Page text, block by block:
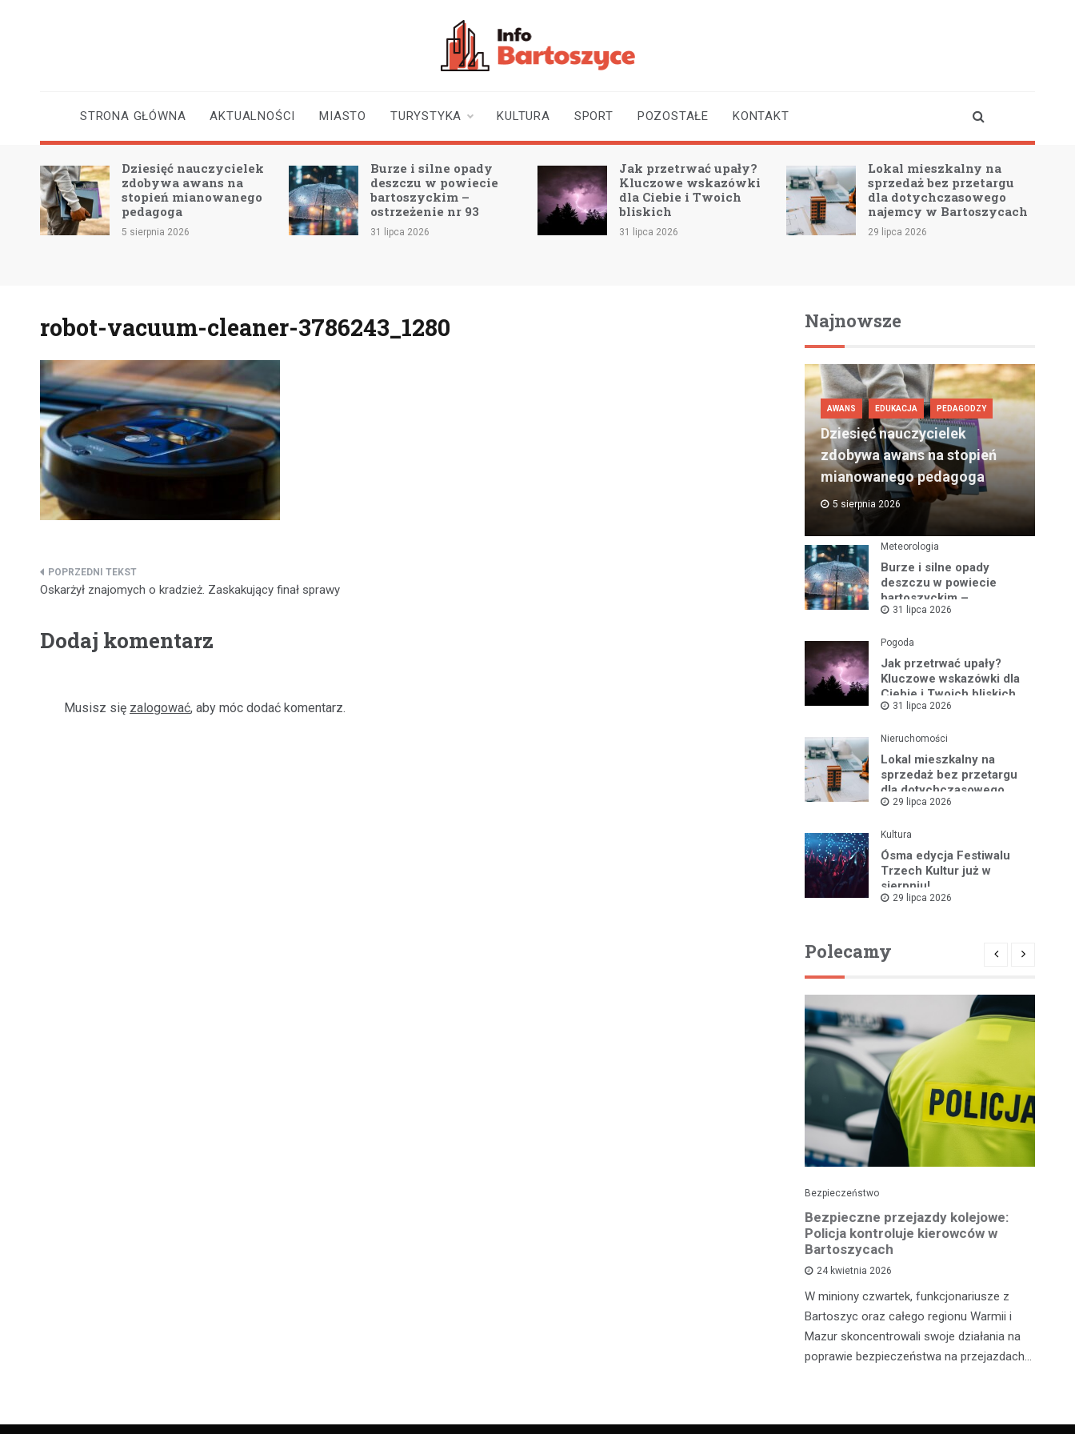
STRONA GŁÓWNA AKTUALNOŚCI MIASTO TURYSTYKA KULTURA SPORT POZOSTAŁE KONTAKT
Dziesięć nauczycielek
zdobywa awans na
stopień mianowanego
pedagoga
5 sierpnia 2026
Burze i silne opady
deszczu w powiecie
bartoszyckim –
ostrzeżenie nr 93
31 lipca 2026
Jak przetrwać upały?
Kluczowe wskazówki
dla Ciebie i Twoich
bliskich
31 lipca 2026
Lokal mieszkalny na
sprzedaż bez przetargu
dla dotychczasowego
najemcy w Bartoszycach
29 lipca 2026
robot-vacuum-cleaner-3786243_1280
Nawigacja
Oskarżył znajomych o kradzież. Zaskakujący finał sprawy
Dodaj komentarz
Musisz się zalogować, aby móc dodać komentarz.
Najnowsze
AWANS EDUKACJA PEDAGODZY
Dziesięć nauczycielek
zdobywa awans na stopień
mianowanego pedagoga
5 sierpnia 2026
Meteorologia
Burze i silne opady
deszczu w powiecie
bartoszyckim –
ostrzeżenie nr 93
31 lipca 2026
Pogoda
Jak przetrwać upały?
Kluczowe wskazówki dla
Ciebie i Twoich bliskich
31 lipca 2026
Nieruchomości
Lokal mieszkalny na
sprzedaż bez przetargu
dla dotychczasowego
najemcy w Bartoszycach
29 lipca 2026
Kultura
Ósma edycja Festiwalu
Trzech Kultur już w
sierpniu!
29 lipca 2026
Polecamy
Bezpieczeństwo
Bezpieczne przejazdy kolejowe:
Policja kontroluje kierowców w
Bartoszycach
24 kwietnia 2026
W miniony czwartek, funkcjonariusze z
Bartoszyc oraz całego regionu Warmii i
Mazur skoncentrowali swoje działania na
poprawie bezpieczeństwa na przejazdach…